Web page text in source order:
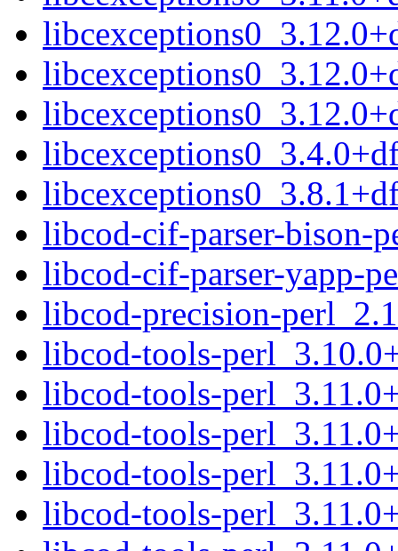
libcod-cif-parser-bison-
libcod-cif-parser-yapp-
libcod-precision-
libcod-tools-
libcod-tools-
libcod-tools-
libcod-tools-
libcod-tools-